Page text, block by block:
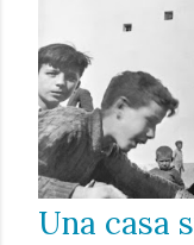
a
s
Una casa